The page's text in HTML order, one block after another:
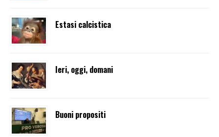
Estasi calcistica
Ieri, oggi, domani
Buoni propositi